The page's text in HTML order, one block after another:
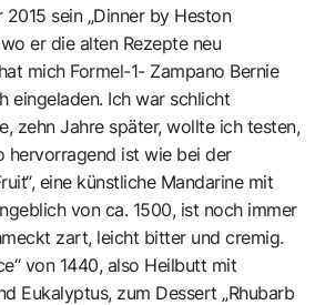
sein „Dinner by Heston
er die alten Rezepte neu
mich Formel-1- Zampano Bernie
eingeladen. Ich war schlicht
zehn Jahre später, wollte ich testen,
hervorragend ist wie bei der
eine künstliche Mandarine mit
von ca. 1500, ist noch immer
zart, leicht bitter und cremig.
von 1440, also Heilbutt mit
Eukalyptus, zum Dessert „Rhubarb